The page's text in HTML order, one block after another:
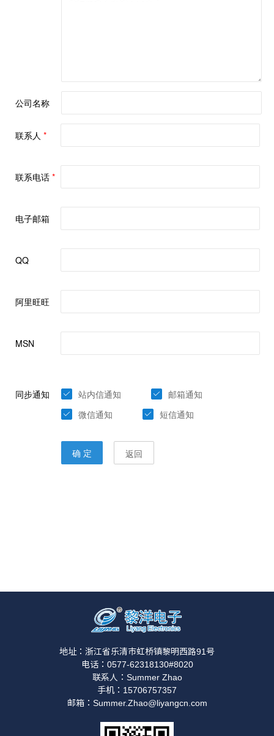
地址：浙江省乐清市虹桥镇黎明西路91号
电话：0577-62318130#8020
联系人：Summer Zhao
手机：15706757357
邮箱：Summer.Zhao@liyangcn.com